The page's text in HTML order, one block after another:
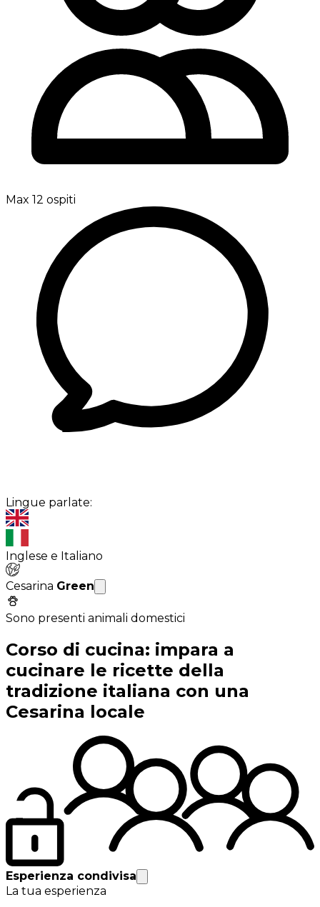
Max 12 ospiti
Lingue parlate:
Inglese e Italiano
Cesarina Green
Sono presenti animali domestici
Corso di cucina: impara a
cucinare le ricette della
tradizione italiana con una
Cesarina locale
Esperienza condivisa
La tua esperienza